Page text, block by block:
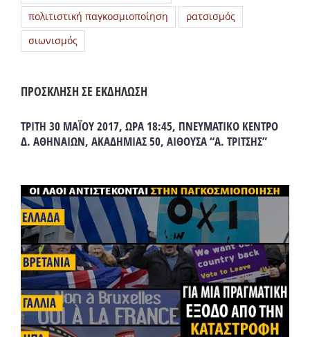
πολιτιστική παγκοσμιοποίηση
ρατσισμός
σιωνισμός
ΠΡΟΣΚΛΗΣΗ ΣΕ ΕΚΔΗΛΩΣΗ
ΤΡΙΤΗ 30 ΜΑΪΟΥ 2017, ΩΡΑ 18:45, ΠΝΕΥΜΑΤΙΚΟ ΚΕΝΤΡΟ
Δ. ΑΘΗΝΑΙΩΝ, ΑΚΑΔΗΜΙΑΣ 50, ΑΙΘΟΥΣΑ “Α. ΤΡΙΤΣΗΣ”